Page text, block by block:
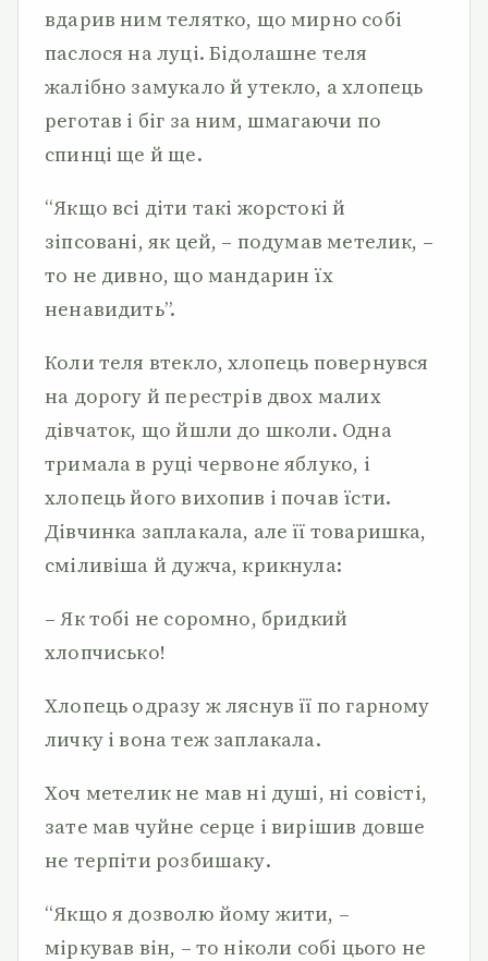
вдарив ним телятко, що мирно собі
паслося на луці. Бідолашне теля
жалібно замукало й утекло, а хлопець
реготав і біг за ним, шмагаючи по
спинці ще й ще.
“Якщо всі діти такі жорстокі й
зіпсовані, як цей, – подумав метелик, –
то не дивно, що мандарин їх
ненавидить”.
Коли теля втекло, хлопець повернувся
на дорогу й перестрів двох малих
дівчаток, що йшли до школи. Одна
тримала в руці червоне яблуко, і
хлопець його вихопив і почав їсти.
Дівчинка заплакала, але її товаришка,
сміливіша й дужча, крикнула:
– Як тобі не соромно, бридкий
хлопчисько!
Хлопець одразу ж ляснув її по гарному
личку і вона теж заплакала.
Хоч метелик не мав ні душі, ні совісті,
зате мав чуйне серце і вирішив довше
не терпіти розбишаку.
“Якщо я дозволю йому жити, –
міркував він, – то ніколи собі цього не